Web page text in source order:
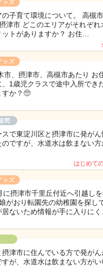
ッズ
子育て環境について。 高槻
津市 どこのエリアがそれぞれ
ットがありますか？ お住…
ッズ
市、摂津市、高槻市あたり お
1歳児クラスで途中入所でき
すか？🥺
問
で東淀川区と摂津市に発がん
のですが、水道水は飲まない
はじめて
ッズ
に摂津市千里丘付近へ引越し
がおり転園先の幼稚園を探し
ないため情報が手に入りにく
津市に住んでいる方で発がん
すが、水道水は飲まない方が